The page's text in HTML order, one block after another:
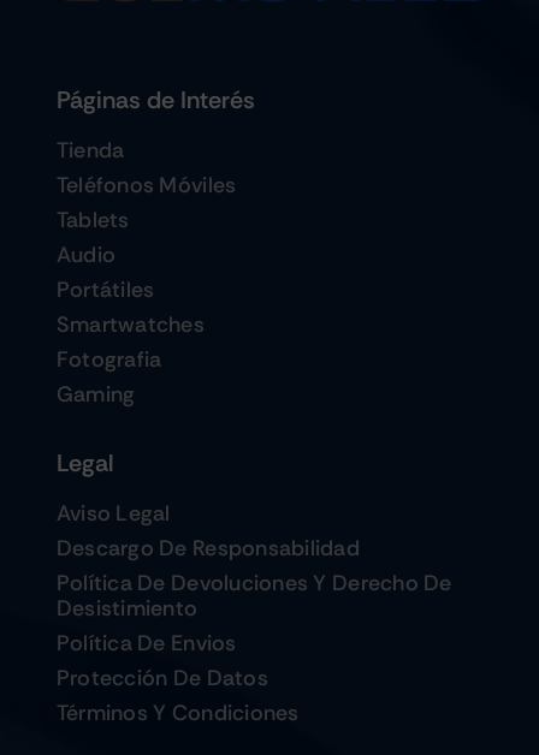
Páginas de Interés
Tienda
Teléfonos Móviles
Tablets
Audio
Portátiles
Smartwatches
Fotografia
Gaming
Legal
Aviso Legal
Descargo De Responsabilidad
Política De Devoluciones Y Derecho De
Desistimiento
Política De Envios
Protección De Datos
Términos Y Condiciones